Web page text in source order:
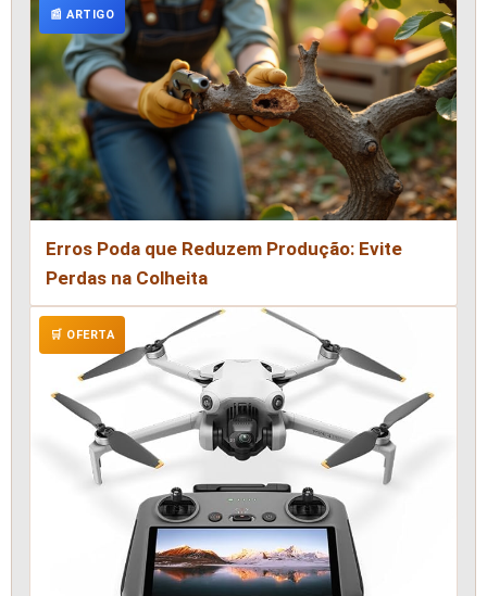
📰 ARTIGO
Erros Poda que Reduzem Produção: Evite
Perdas na Colheita
🛒 OFERTA